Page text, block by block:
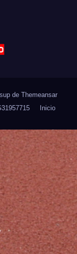
de Themeansar
Inicio